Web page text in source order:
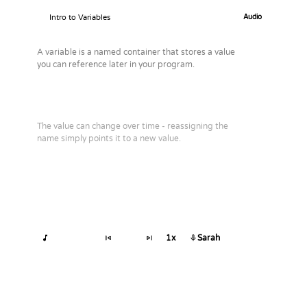
Intro to Variables Audio
A variable is a named container that stores a value
you can reference later in your program.
The value can change over time - reassigning the
name simply points it to a new value.
1x Sarah